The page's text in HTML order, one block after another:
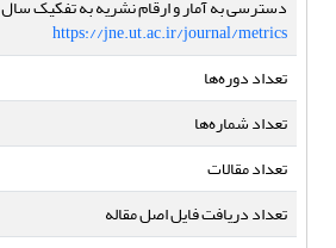
دسترسی به آمار و ارقام نشریه به تفکیک سال
https://jne.ut.ac.ir/journal/metrics
تعداد دوره‌ها
تعداد شماره‌ها
تعداد مقالات
تعداد دریافت فایل اصل مقاله